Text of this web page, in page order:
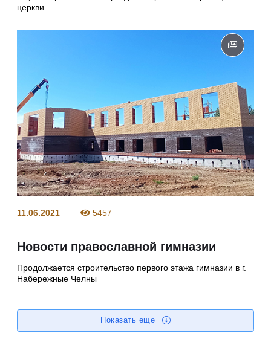
церкви
11.06.2021 5457
Новости православной гимназии
Продолжается строительство первого этажа гимназии в г.
Набережные Челны
Показать еще